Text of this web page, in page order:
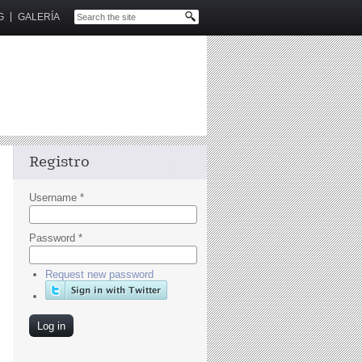
GALERÍA
Registro
Username *
Password *
Request new password